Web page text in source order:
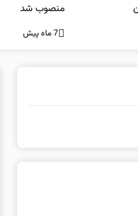
منصوب شد
7 ماه پیش